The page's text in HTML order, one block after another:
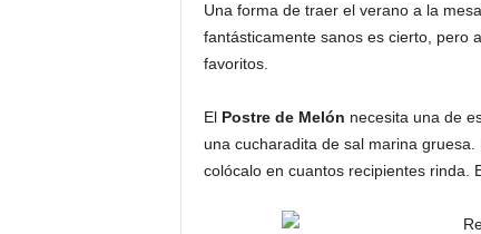
Una forma de traer el verano a la
fantásticamente sanos es cierto, pero
favoritos.
El Postre de Melón necesita una de
una cucharadita de sal marina
colócalo en cuantos recipientes rinda.